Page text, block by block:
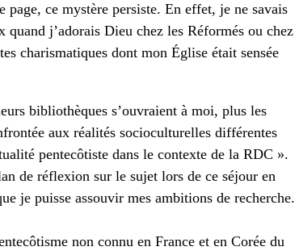
page, ce mystère persiste. En effet, je ne savais
j’adorais Dieu chez les Réformés ou chez
charismatiques dont mon Église était sensée
bibliothèques s’ouvraient à moi, plus les
aux réalités socioculturelles différentes
pentecôtiste dans le contexte de la RDC ».
de réflexion sur le sujet lors de ce séjour en
je puisse assouvir mes ambitions de recherche.
non connu en France et en Corée du